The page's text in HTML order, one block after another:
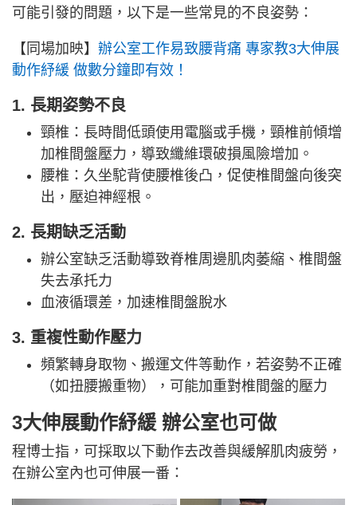
可能引發的問題，以下是一些常見的不良姿勢：
【同場加映】 辦公室工作易致腰背痛 專家教3大伸展
動作紓緩 做數分鐘即有效！
1. 長期姿勢不良
頸椎：長時間低頭使用電腦或手機，頸椎前傾增
加椎間盤壓力，導致纖維環破損風險增加。
腰椎：久坐駝背使腰椎後凸，促使椎間盤向後突
出，壓迫神經根。
2. 長期缺乏活動
辦公室缺乏活動導致脊椎周邊肌肉萎縮、椎間盤
失去承托力
血液循環差，加速椎間盤脫水
3. 重複性動作壓力
頻繁轉身取物、搬運文件等動作，若姿勢不正確
（如扭腰搬重物），可能加重對椎間盤的壓力
3大伸展動作紓緩 辦公室也可做
程博士指，可採取以下動作去改善與緩解肌肉疲勞，
在辦公室內也可伸展一番：